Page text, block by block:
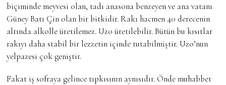
biçiminde meyvesi olan, tadı anasona benzeyen ve ana vatanı
Güney Batı Çin olan bir bitkidir. Rakı hacmen 40 derecenin
altında alkolle üretilemez. Uzo üretilebilir. Bütün bu kısıtlar
rakıyı daha stabil bir lezzetin içinde tutabilmiştir. Uzo’nun
yelpazesi çok geniştir.
Fakat iş sofraya gelince tıpkısının aynısıdır. Önde muhabbet